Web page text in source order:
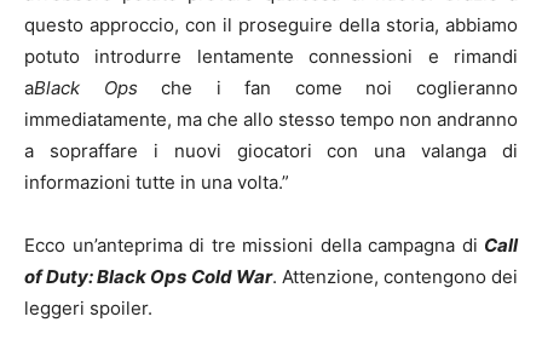
questo approccio, con il proseguire della storia, abbiamo
potuto introdurre lentamente connessioni e rimandi
aBlack Ops che i fan come noi coglieranno
immediatamente, ma che allo stesso tempo non andranno
a sopraffare i nuovi giocatori con una valanga di
informazioni tutte in una volta.”
Ecco un’anteprima di tre missioni della campagna di Call
of Duty: Black Ops Cold War. Attenzione, contengono dei
leggeri spoiler.